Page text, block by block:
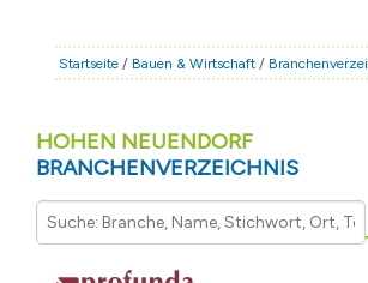
BAUEN &
Startseite / Bauen & Wirtschaft /
HOHEN NEUENDORF
BRANCHENVERZEICHNIS